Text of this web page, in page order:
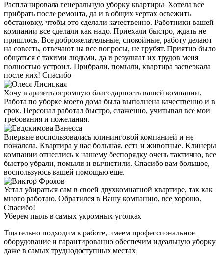
Распланировала генеральную уборку квартиры. Хотела все
прибрать после ремонта, да и в общих чертах освежить
обстановку, чтобы это сделали качественно. Работники вашей
компании все сделали как надо. Приехали быстро, ждать не
пришлось. Все доброжелательные, спокойные, работу делают
на совесть, отвечают на все вопросы, не грубят. Приятно было
общаться с такими людьми, да и результат их трудов меня
полностью устроил. Прибрали, помыли, квартира засверкала
после них! Спасибо
Хочу выразить огромную благодарность вашей компании.
Работа по уборке моего дома была выполнена качественно и в
срок. Персонал работал быстро, слаженно, учитывал все мои
требования и пожелания.
Впервые воспользовалась клининговой компанией и не
пожалела. Квартира у нас большая, есть и животные. Клинеры
компании отнеслись к нашему беспорядку очень тактично, все
быстро убрали, помыли и вычистили. Спасибо вам большое,
воспользуюсь вашей помощью еще.
Устал убираться сам в своей двухкомнатной квартире, так как
много работаю. Обратился в Вашу компанию, все хорошо.
Спасибо!
Уберем пыль в самых укромных уголках
Тщательно подходим к работе, имеем профессиональное
оборудование и гарантированно обеспечим идеальную уборку
даже в самых труднодоступных местах